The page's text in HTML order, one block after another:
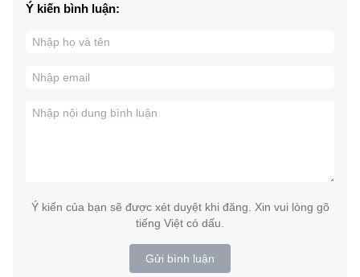
Ý kiến bình luận:
Ý kiến của bạn sẽ được xét duyệt khi đăng. Xin vui lòng gõ
tiếng Việt có dấu.
Gửi bình luận